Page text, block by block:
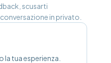
scusarti
in privato.
la tua esperienza.